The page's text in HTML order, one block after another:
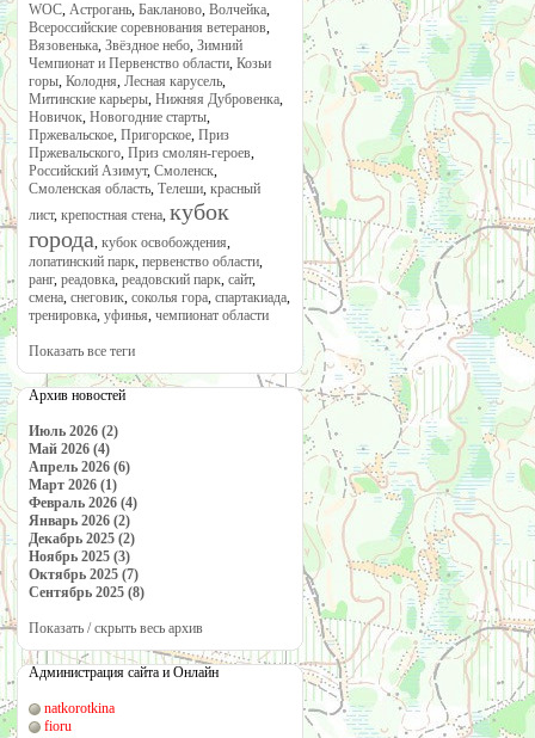
WOC, Астрогань, Бакланово, Волчейка,
Всероссийские соревнования ветеранов,
Вязовенька, Звёздное небо, Зимний
Чемпионат и Первенство области, Козьи
горы, Колодня, Лесная карусель,
Митинские карьеры, Нижняя Дубровенка,
Новичок, Новогодние старты,
Пржевальское, Пригорское, Приз
Пржевальского, Приз смолян-героев,
Российский Азимут, Смоленск,
Смоленская область, Телеши, красный
лист, крепостная стена, кубок
города, кубок освобождения,
лопатинский парк, первенство области,
ранг, реадовка, реадовский парк, сайт,
смена, снеговик, соколья гора, спартакиада,
тренировка, уфинья, чемпионат области
Показать все теги
Архив новостей
Июль 2026 (2)
Май 2026 (4)
Апрель 2026 (6)
Март 2026 (1)
Февраль 2026 (4)
Январь 2026 (2)
Декабрь 2025 (2)
Ноябрь 2025 (3)
Октябрь 2025 (7)
Сентябрь 2025 (8)
Показать / скрыть весь архив
Администрация сайта и Онлайн
natkorotkina
fioru